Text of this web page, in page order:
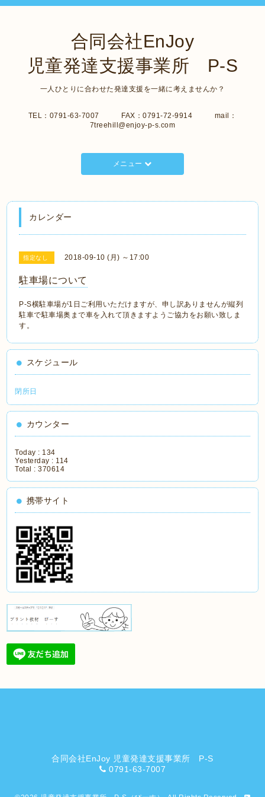
合同会社EnJoy
児童発達支援事業所 P-S
一人ひとりに合わせた発達支援を一緒に考えませんか？
TEL：0791-63-7007 FAX：0791-72-9914 mail：
7treehill@enjoy-p-s.com
メニュー
カレンダー
指定なし 2018-09-10 (月) ～17:00
駐車場について
P-S横駐車場が1日ご利用いただけますが、申し訳ありませんが縦列
駐車で駐車場奥まで車を入れて頂きますようご協力をお願い致しま
す。
スケジュール
閉所日
カウンター
Today : 134
Yesterday : 114
Total :370614
携帯サイト
合同会社EnJoy 児童発達支援事業所 P-S
0791-63-7007